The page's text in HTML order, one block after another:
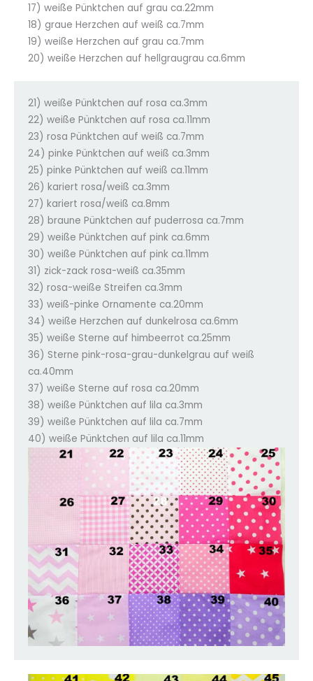
17) weiße Pünktchen auf grau ca.22mm
18) graue Herzchen auf weiß ca.7mm
19) weiße Herzchen auf grau ca.7mm
20) weiße Herzchen auf hellgraugrau ca.6mm
21) weiße Pünktchen auf rosa ca.3mm
22) weiße Pünktchen auf rosa ca.11mm
23) rosa Pünktchen auf weiß ca.7mm
24) pinke Pünktchen auf weiß ca.3mm
25) pinke Pünktchen auf weiß ca.11mm
26) kariert rosa/weiß ca.3mm
27) kariert rosa/weiß ca.8mm
28) braune Pünktchen auf puderrosa ca.7mm
29) weiße Pünktchen auf pink ca.6mm
30) weiße Pünktchen auf pink ca.11mm
31) zick-zack rosa-weiß ca.35mm
32) rosa-weiße Streifen ca.3mm
33) weiß-pinke Ornamente ca.20mm
34) weiße Herzchen auf dunkelrosa ca.6mm
35) weiße Sterne auf himbeerrot ca.25mm
36) Sterne pink-rosa-grau-dunkelgrau auf weiß
ca.40mm
37) weiße Sterne auf rosa ca.20mm
38) weiße Pünktchen auf lila ca.3mm
39) weiße Pünktchen auf lila ca.7mm
40) weiße Pünktchen auf lila ca.11mm